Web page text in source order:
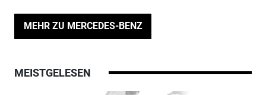
MEHR ZU MERCEDES-BENZ
MEISTGELESEN